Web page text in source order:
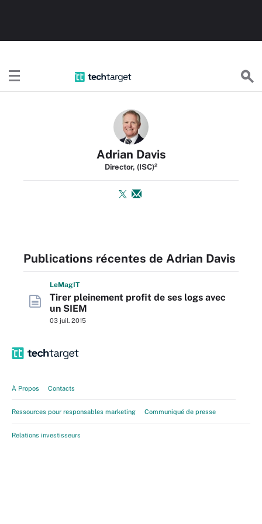
Adrian Davis
Director, (ISC)²
Publications récentes de Adrian Davis
LeMagIT
Tirer pleinement profit de ses logs avec
un SIEM
03 juil. 2015
À Propos Contacts
Ressources pour responsables marketing Communiqué de presse
Relations investisseurs